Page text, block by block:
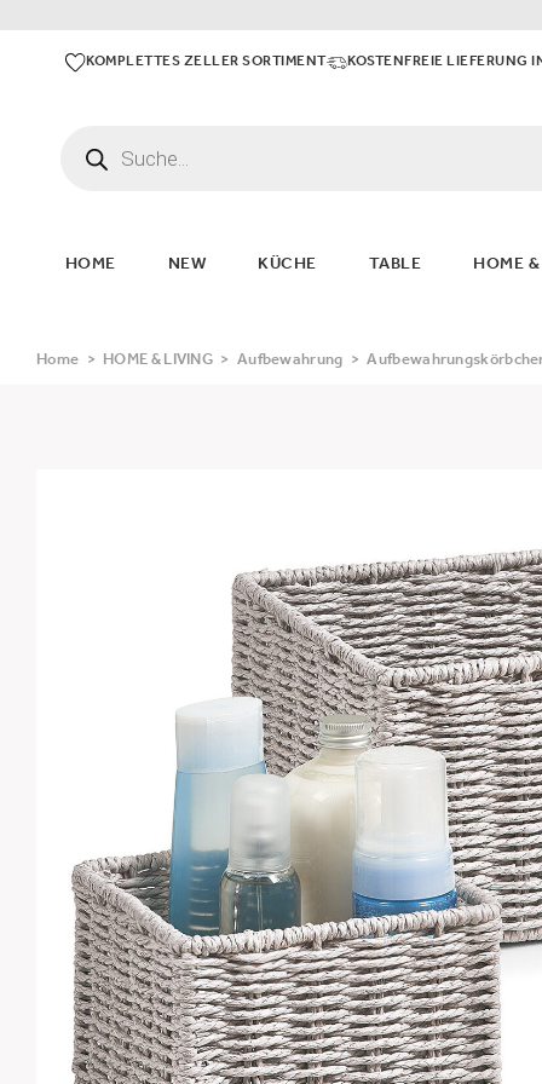
KOMPLETTES ZELLER SORTIMENT KOSTENFREIE LIEFERUNG
HOME NEW KÜCHE TABLE HOME
Home > HOME & LIVING > Aufbewahrung >